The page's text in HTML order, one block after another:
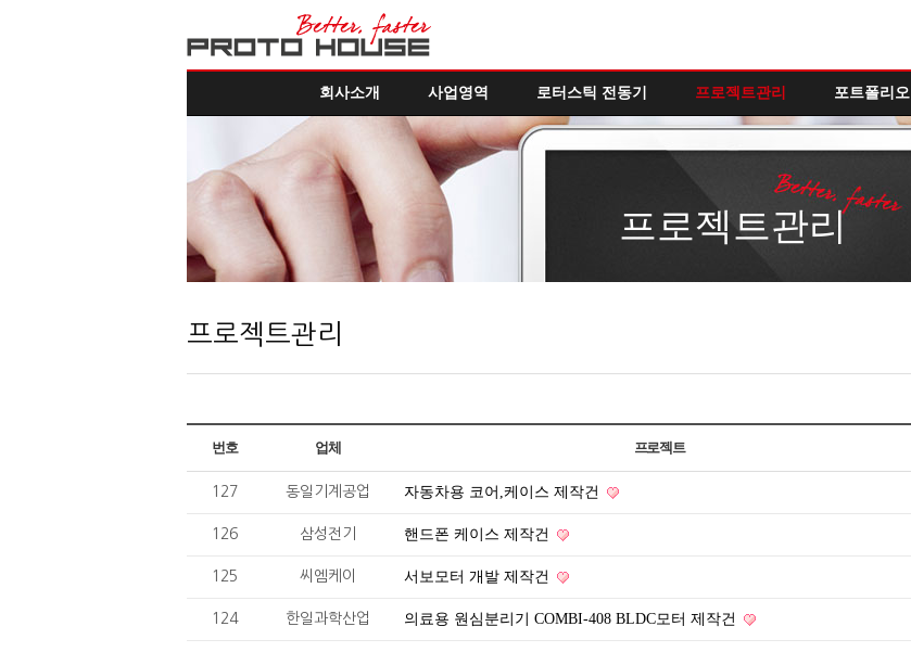
회사소개 사업영역 로터스틱 전동기 프로젝트관리 포트폴리오
프로젝트관리
프로젝트관리
번호 업체 프로젝트
127 동일기계공업 자동차용 코어,케이스 제작건
126 삼성전기 핸드폰 케이스 제작건
125 씨엠케이 서보모터 개발 제작건
124 한일과학산업 의료용 원심분리기 COMBI-408 BLDC모터 제작건